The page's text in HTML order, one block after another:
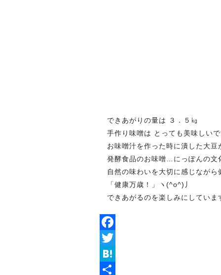
できあがりの量は ３．５㎏
手作り味噌は とっても美味しい
お味噌汁を作った時に潰した大
発酵食品のお味噌…にっぽんの
自然の味わいを大切に感じなが
「健康万歳！」ヽ(^o^)丿
できあがるのを楽しみにしてい
Facebook
Twitter
Hatena